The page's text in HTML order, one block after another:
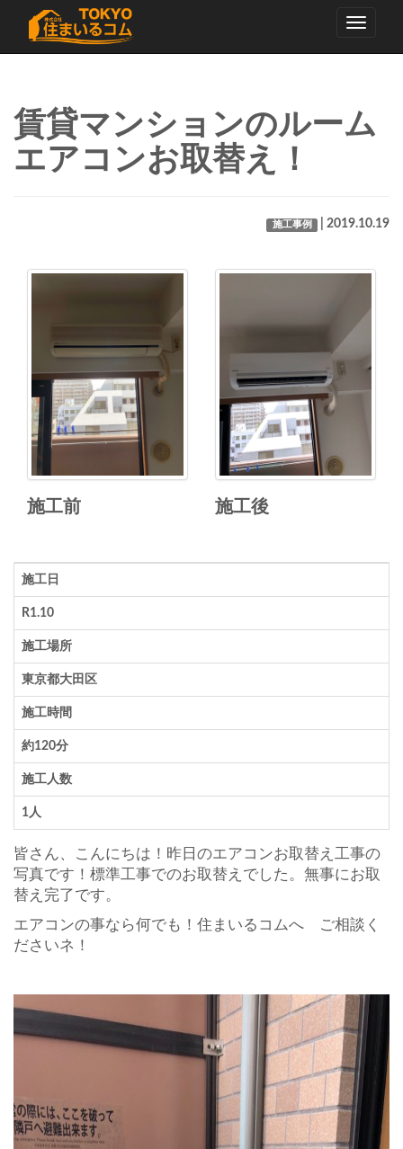
Toggle
賃貸マンションのルーム
エアコンお取替え！
施工事例 | 2019.10.19
施工前 施工後
施工日
R1.10
施工場所
東京都大田区
施工時間
約120分
施工人数
1人
皆さん、こんにちは！昨日のエアコンお取替え工事の
写真です！標準工事でのお取替えでした。無事にお取
替え完了です。
エアコンの事なら何でも！住まいるコムへ ご相談く
ださいネ！